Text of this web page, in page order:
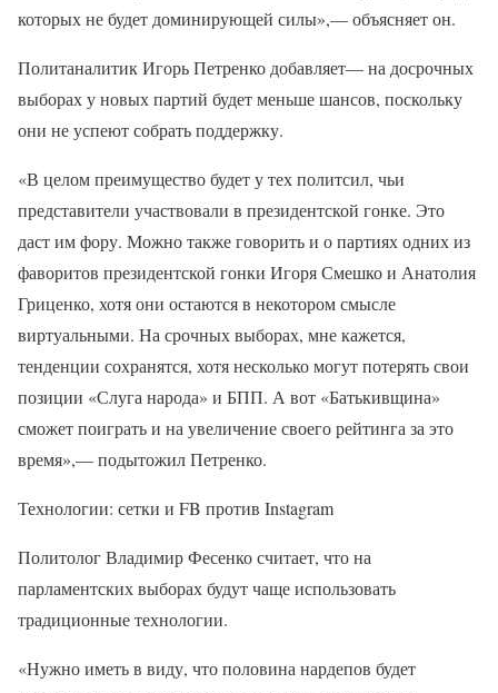
которых не будет доминирующей силы»,— объясняет он.
Политаналитик Игорь Петренко добавляет— на досрочных
выборах у новых партий будет меньше шансов, поскольку
они не успеют собрать поддержку.
«В целом преимущество будет у тех политсил, чьи
представители участвовали в президентской гонке. Это
даст им фору. Можно также говорить и о партиях одних из
фаворитов президентской гонки Игоря Смешко и Анатолия
Гриценко, хотя они остаются в некотором смысле
виртуальными. На срочных выборах, мне кажется,
тенденции сохранятся, хотя несколько могут потерять свои
позиции «Слуга народа» и БПП. А вот «Батькивщина»
сможет поиграть и на увеличение своего рейтинга за это
время»,— подытожил Петренко.
Технологии: сетки и FB против Instagram
Политолог Владимир Фесенко считает, что на
парламентских выборах будут чаще использовать
традиционные технологии.
«Нужно иметь в виду, что половина нардепов будет